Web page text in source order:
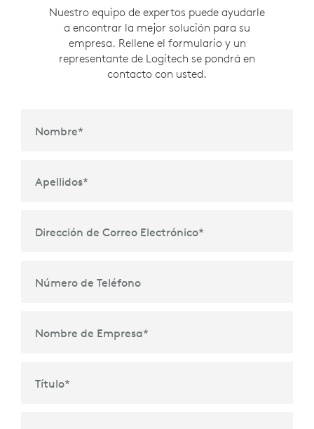
Nuestro equipo de expertos puede ayudarle
a encontrar la mejor solución para su
empresa. Rellene el formulario y un
representante de Logitech se pondrá en
contacto con usted.
Nombre*
Apellidos*
Dirección de Correo Electrónico*
Número de Teléfono
Nombre de Empresa*
Título*